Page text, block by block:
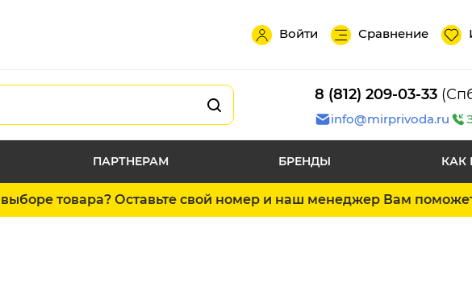
Войти Сравнение
8 (812) 209-03-33
info@mirprivoda.ru
ПАРТНЕРАМ БРЕНДЫ КАК
товара? Оставьте свой номер и наш менеджер Вам